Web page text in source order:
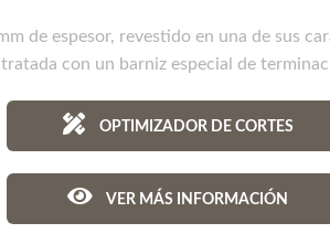
de espesor, revestido en una de sus
con un barniz especial de
OPTIMIZADOR DE CORTES
VER MÁS INFORMACIÓN